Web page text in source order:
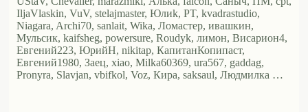
IljaVlaskin, VuV, stelajmaster, Юлиk, PT, kvadrastudio,
Niagara, Archi70, sanlait, Wika, Ломастер, ивашкин,
Мульсик, kaifsheg, powersure, Roudyk, лимон, Висариoн4,
Евгений223, ЮрийН, nikitap, КапитанКопипаст,
Евгений1980, Заец, xiao, Milka60369, ura567, gaddag,
Pronyra, Slavjan, vbifkol, Voz, Кира, saksaul, Людмилка …